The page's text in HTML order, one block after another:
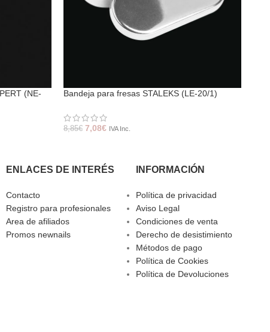
(NE-
Bandeja para fresas STALEKS (LE-20/1)
8,85€ 7,08€ IVA Inc.
ENLACES DE INTERÉS
Contacto
Registro para profesionales
Area de afiliados
Promos newnails
INFORMACIÓN
Política de privacidad
Aviso Legal
Condiciones de venta
Derecho de desistimiento
Métodos de pago
Política de Cookies
Política de Devoluciones